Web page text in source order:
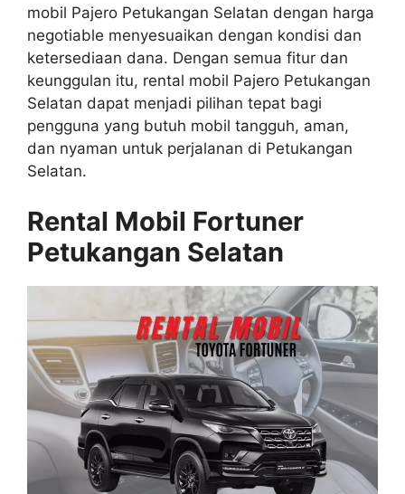
mobil Pajero Petukangan Selatan dengan harga
negotiable menyesuaikan dengan kondisi dan
ketersediaan dana. Dengan semua fitur dan
keunggulan itu, rental mobil Pajero Petukangan
Selatan dapat menjadi pilihan tepat bagi
pengguna yang butuh mobil tangguh, aman,
dan nyaman untuk perjalanan di Petukangan
Selatan.
Rental Mobil Fortuner
Petukangan Selatan